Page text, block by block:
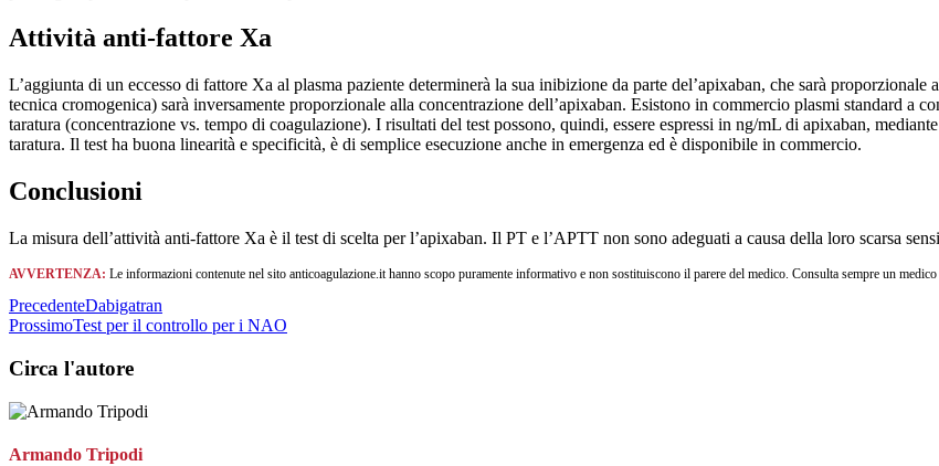
Attività anti-fattore Xa
L’aggiunta di un eccesso di fattore Xa al plasma paziente determinerà la sua inibizione da parte del’apixaban, che sarà
tecnica cromogenica) sarà inversamente proporzionale alla concentrazione dell’apixaban. Esistono in commercio plasmi standard a
taratura (concentrazione vs. tempo di coagulazione). I risultati del test possono, quindi, essere espressi in ng/mL di apixaban,
taratura. Il test ha buona linearità e specificità, è di semplice esecuzione anche in emergenza ed è disponibile in commercio.
Conclusioni
La misura dell’attività anti-fattore Xa è il test di scelta per l’apixaban. Il PT e l’APTT non sono adeguati a causa della loro scarsa
AVVERTENZA: Le informazioni contenute nel sito anticoagulazione.it hanno scopo puramente informativo e non sostituiscono il parere del medico. Consulta sempre un
PrecedenteDabigatran
ProssimoTest per il controllo per i NAO
Circa l'autore
Armando Tripodi